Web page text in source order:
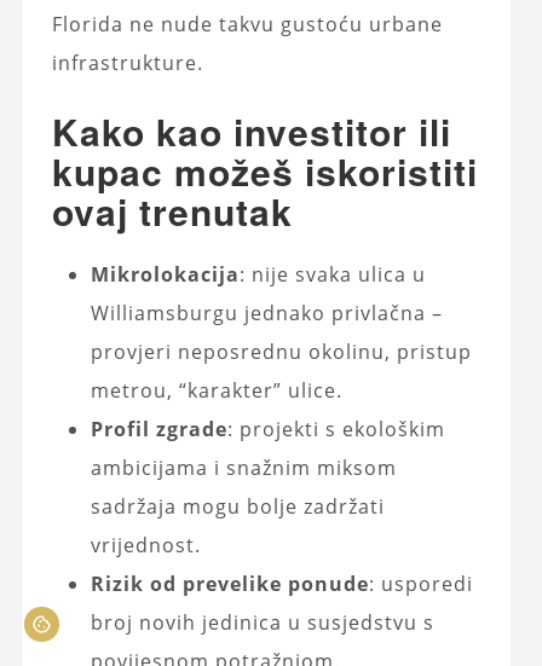
Florida ne nude takvu gustoću urbane
infrastrukture.
Kako kao investitor ili
kupac možeš iskoristiti
ovaj trenutak
Mikrolokacija: nije svaka ulica u
Williamsburgu jednako privlačna –
provjeri neposrednu okolinu, pristup
metrou, “karakter” ulice.
Profil zgrade: projekti s ekološkim
ambicijama i snažnim miksom
sadržaja mogu bolje zadržati
vrijednost.
Rizik od prevelike ponude: usporedi
broj novih jedinica u susjedstvu s